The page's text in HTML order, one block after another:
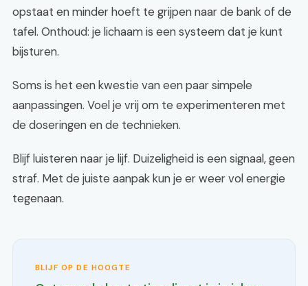
opstaat en minder hoeft te grijpen naar de bank of de
tafel. Onthoud: je lichaam is een systeem dat je kunt
bijsturen.
Soms is het een kwestie van een paar simpele
aanpassingen. Voel je vrij om te experimenteren met
de doseringen en de technieken.
Blijf luisteren naar je lijf. Duizeligheid is een signaal, geen
straf. Met de juiste aanpak kun je er weer vol energie
tegenaan.
BLIJF OP DE HOOGTE